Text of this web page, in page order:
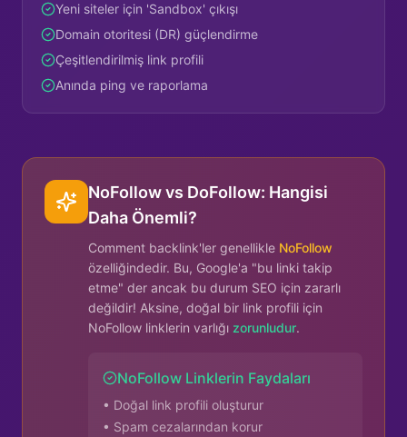
Yeni siteler için 'Sandbox' çıkışı
Domain otoritesi (DR) güçlendirme
Çeşitlendirilmiş link profili
Anında ping ve raporlama
NoFollow vs DoFollow: Hangisi
Daha Önemli?
Comment backlink'ler genellikle NoFollow
özelliğindedir. Bu, Google'a "bu linki takip
etme" der ancak bu durum SEO için zararlı
değildir! Aksine, doğal bir link profili için
NoFollow linklerin varlığı zorunludur.
NoFollow Linklerin Faydaları
• Doğal link profili oluşturur
• Spam cezalarından korur